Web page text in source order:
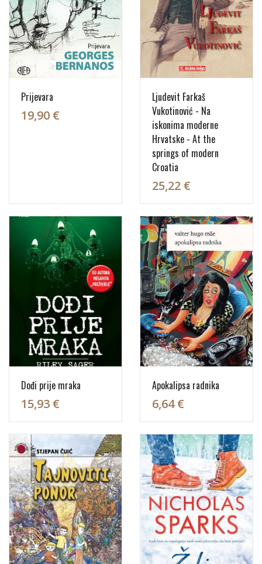
Prijevara
19,90 €
Ljudevit Farkaš
Vukotinović - Na
iskonima moderne
Hrvatske - At the
springs of modern
Croatia
25,22 €
Dođi prije mraka
15,93 €
Apokalipsa radnika
6,64 €